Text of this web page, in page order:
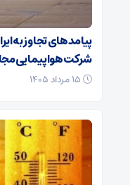
شرکت هواپیمایی